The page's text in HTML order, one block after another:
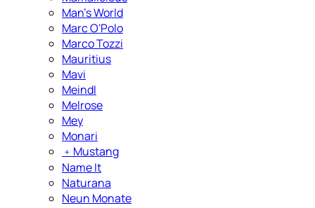
Man's World
Marc O'Polo
Marco Tozzi
Mauritius
Mavi
Meindl
Melrose
Mey
Monari
﹢ Mustang
Name It
Naturana
Neun Monate